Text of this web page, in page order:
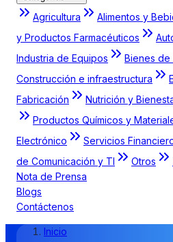
Agricultura Alimentos y
y Productos Farmacéuticos
Industria de Equipos
Bienes de
Construcción e infraestructura
Fabricación
Nutrición y
Productos Químicos y
Electrónico
Servicios
de Comunicación y TI
Otros
Nota de Prensa
Blogs
Contáctenos
Inicio